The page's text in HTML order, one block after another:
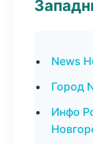
News
Город
Инфо